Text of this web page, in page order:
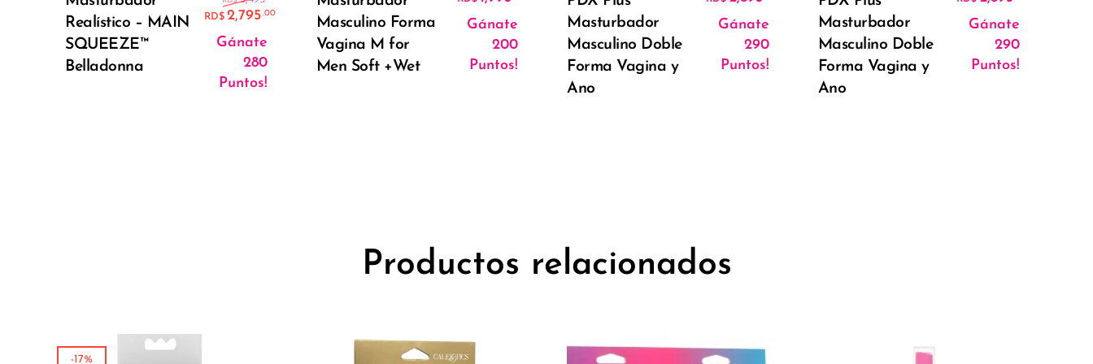
Realístico – MAIN
SQUEEZE™
Belladonna
RD$ 2,795.00
El precio actual es: RD$2,795.00.
Gánate
280
Puntos!
Masculino Forma
Vagina M for
Men Soft +Wet
Gánate
200
Puntos!
Masturbador
Masculino Doble
Forma Vagina y
Ano
Gánate
290
Puntos!
Masturbador
Masculino Doble
Forma Vagina y
Ano
Gánate
290
Puntos!
Productos relacionados
-17%